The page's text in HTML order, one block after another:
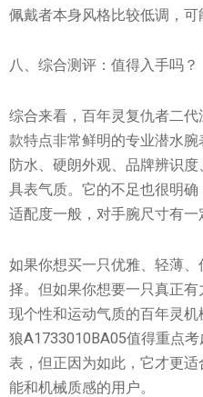
佩戴者本身风格比较低调，可
八、综合测评：值得入手吗？
综合来看，百年灵复仇者二
款特点非常鲜明的专业潜水
防水、硬朗外观、品牌辨识
具表气质。它的不足也很明
适配度一般，对手腕尺寸有一
如果你想买一只优雅、轻薄
择。但如果你想要一只真正
现个性和运动气质的百年灵
狼A1733010BA05值得重点
表，但正因为如此，它才更
能和机械质感的用户。